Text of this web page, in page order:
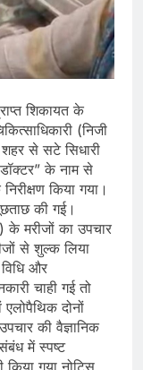
शिकायत के
(निजी
शहर से सटे सिधारी
के नाम से
किया गया।
की गई।
के मरीजों का उपचार
से शुल्क लिया
और
चाही गई तो
दोनों
की वैज्ञानिक
में स्पष्ट